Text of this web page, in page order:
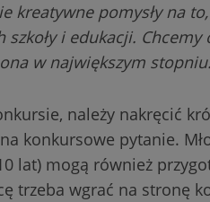
kreatywne pomysły na
szkoły i edukacji.
w największym
należy nakręcić
konkursowe pytanie.
lat) mogą również
trzeba wgrać na stronę